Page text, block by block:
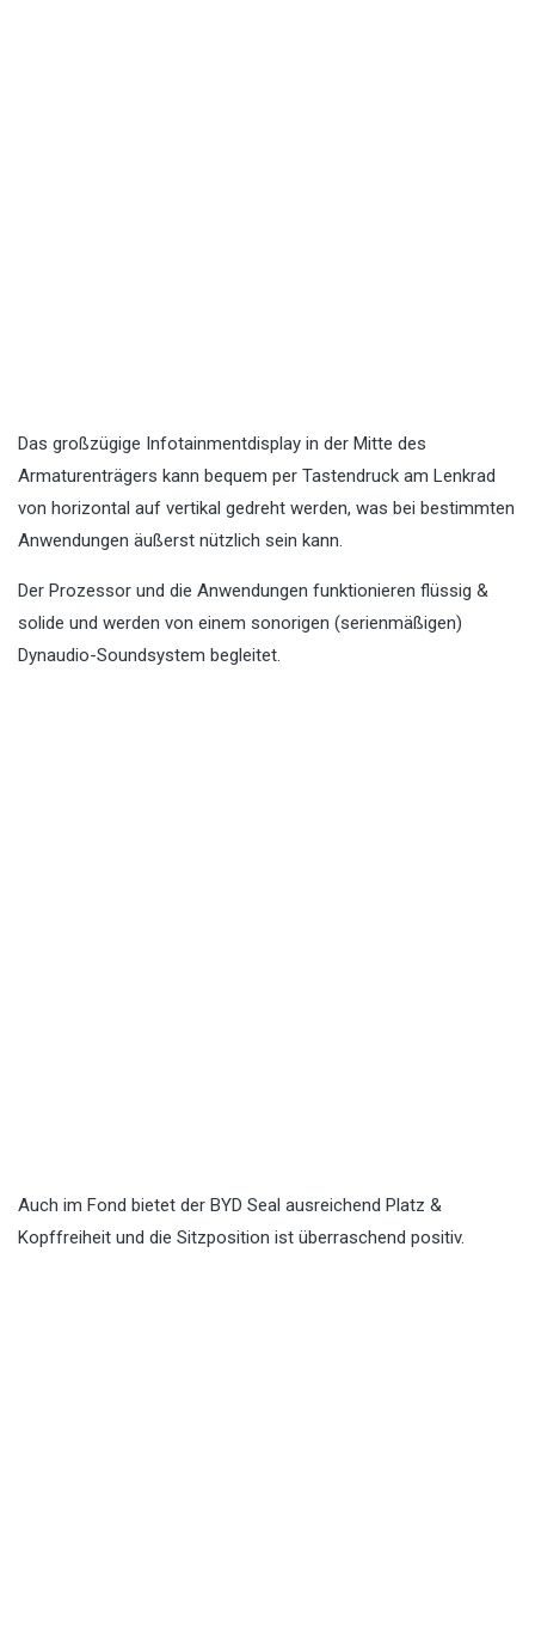
Das großzügige Infotainmentdisplay in der Mitte des
Armaturenträgers kann bequem per Tastendruck am Lenkrad
von horizontal auf vertikal gedreht werden, was bei bestimmten
Anwendungen äußerst nützlich sein kann.
Der Prozessor und die Anwendungen funktionieren flüssig &
solide und werden von einem sonorigen (serienmäßigen)
Dynaudio-Soundsystem begleitet.
Auch im Fond bietet der BYD Seal ausreichend Platz &
Kopffreiheit und die Sitzposition ist überraschend positiv.